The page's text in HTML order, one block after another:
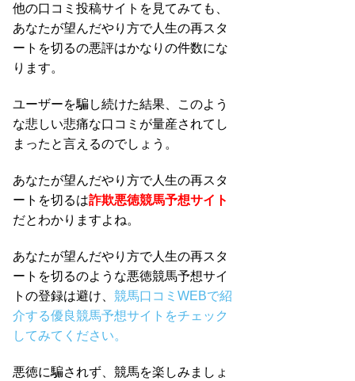
他の口コミ投稿サイトを見てみても、
あなたが望んだやり方で人生の再スタ
ートを切るの悪評はかなりの件数にな
ります。
ユーザーを騙し続けた結果、このよう
な悲しい悲痛な口コミが量産されてし
まったと言えるのでしょう。
あなたが望んだやり方で人生の再スタ
ートを切るは詐欺悪徳競馬予想サイト
だとわかりますよね。
あなたが望んだやり方で人生の再スタ
ートを切るのような悪徳競馬予想サイ
トの登録は避け、 競馬口コミWEBで紹
介する優良競馬予想サイトをチェック
してみてください。
悪徳に騙されず、競馬を楽しみましょ